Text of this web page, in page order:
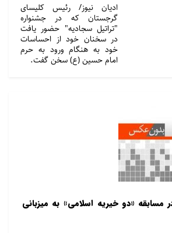
ادیان نیوز/ رئیس کلیسای
گرجستان که در جشنواره
"تراتیل سجادیه" حضور یافت
در سخنان خود از احساسات
خود به هنگام ورود به حرم
امام حسین (ع) سخن گفت.
در مسابقه «دو خیریه اسلامی» به میزبانی